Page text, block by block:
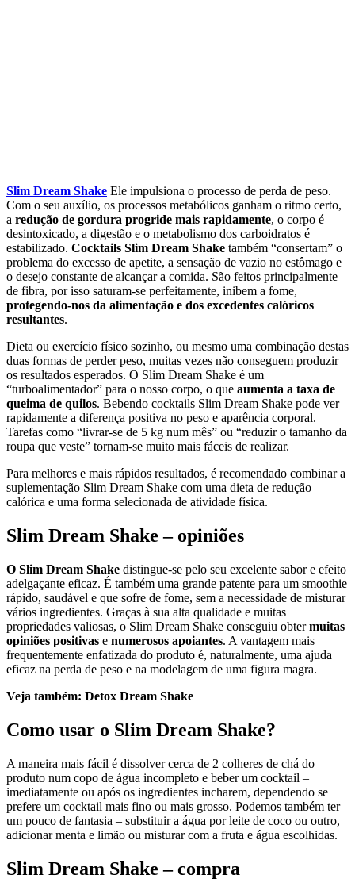
Slim Dream Shake Ele impulsiona o processo de perda de peso.
Com o seu auxílio, os processos metabólicos ganham o ritmo certo,
a redução de gordura progride mais rapidamente, o corpo é
desintoxicado, a digestão e o metabolismo dos carboidratos é
estabilizado. Cocktails Slim Dream Shake também “consertam” o
problema do excesso de apetite, a sensação de vazio no estômago e
o desejo constante de alcançar a comida. São feitos principalmente
de fibra, por isso saturam-se perfeitamente, inibem a fome,
protegendo-nos da alimentação e dos excedentes calóricos
resultantes.
Dieta ou exercício físico sozinho, ou mesmo uma combinação destas
duas formas de perder peso, muitas vezes não conseguem produzir
os resultados esperados. O Slim Dream Shake é um
“turboalimentador” para o nosso corpo, o que aumenta a taxa de
queima de quilos. Bebendo cocktails Slim Dream Shake pode ver
rapidamente a diferença positiva no peso e aparência corporal.
Tarefas como “livrar-se de 5 kg num mês” ou “reduzir o tamanho da
roupa que veste” tornam-se muito mais fáceis de realizar.
Para melhores e mais rápidos resultados, é recomendado combinar a
suplementação Slim Dream Shake com uma dieta de redução
calórica e uma forma selecionada de atividade física.
Slim Dream Shake – opiniões
O Slim Dream Shake distingue-se pelo seu excelente sabor e efeito
adelgaçante eficaz. É também uma grande patente para um smoothie
rápido, saudável e que sofre de fome, sem a necessidade de misturar
vários ingredientes. Graças à sua alta qualidade e muitas
propriedades valiosas, o Slim Dream Shake conseguiu obtermuitas
opiniões positivas e numerosos apoiantes. A vantagem mais
frequentemente enfatizada do produto é, naturalmente, uma ajuda
eficaz na perda de peso e na modelagem de uma figura magra.
Veja também: Detox Dream Shake
Como usar o Slim Dream Shake?
A maneira mais fácil é dissolver cerca de 2 colheres de chá do
produto num copo de água incompleto e beber um cocktail –
imediatamente ou após os ingredientes incharem, dependendo se
prefere um cocktail mais fino ou mais grosso. Podemos também ter
um pouco de fantasia – substituir a água por leite de coco ou outro,
adicionar menta e limão ou misturar com a fruta e água escolhidas.
Slim Dream Shake – compra